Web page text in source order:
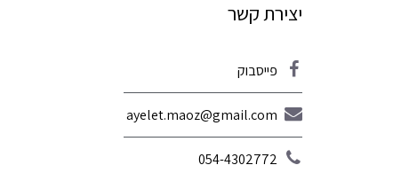
יצירת קשר
פייסבוק
ayelet.maoz@gmail.com
054-4302772